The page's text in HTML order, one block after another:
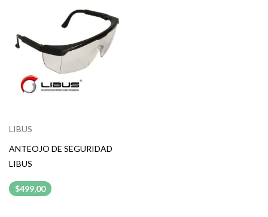
LIBUS
ANTEOJO DE SEGURIDAD
LIBUS
$499,00